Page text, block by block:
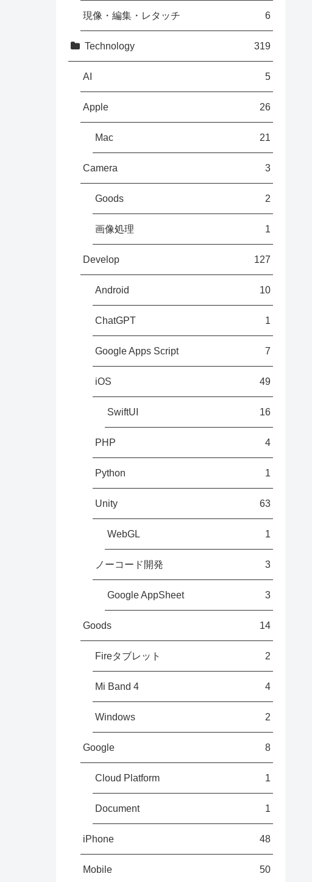
現像・編集・レタッチ 6
Technology 319
AI 5
Apple 26
Mac 21
Camera 3
Goods 2
画像処理 1
Develop 127
Android 10
ChatGPT 1
Google Apps Script 7
iOS 49
SwiftUI 16
PHP 4
Python 1
Unity 63
WebGL 1
ノーコード開発 3
Google AppSheet 3
Goods 14
Fireタブレット 2
Mi Band 4 4
Windows 2
Google 8
Cloud Platform 1
Document 1
iPhone 48
Mobile 50